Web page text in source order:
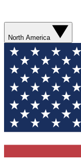
North America